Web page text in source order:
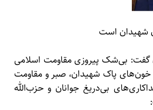
شهیدان است
گفت: بی‌شک پیروزی مقاومت اسلامی
خون‌های پاک شهیدان، صبر و مقاومت
بی‌دریغ جوانان و حزب‌الله